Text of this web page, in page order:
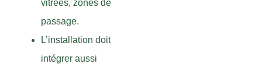
vitrées, zones de
passage.
L’installation doit
intégrer aussi